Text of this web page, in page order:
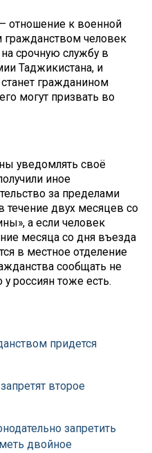
отношение к военной
гражданством человек
срочную службу в
Таджикистана, и
гражданином
могут призвать во
уведомлять своё
иное
за пределами
течение двух месяцев со
а если человек
месяца со дня въезда
в местное отделение
сообщать не
у россиян тоже есть.
придется
второе
запретить
двойное